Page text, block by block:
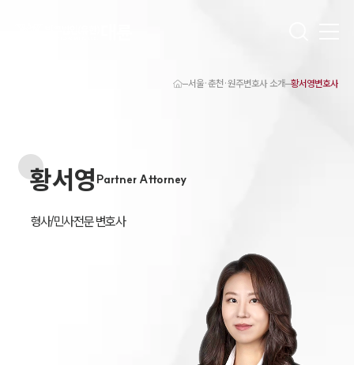
원주이혼전문변호사
원주학교폭력변호사
원주부동산변호사
원주변호사 업무분야
서울·춘천·원주변호사 소개 황서영변호사
Partner Attorney
황서영
형사/민사전문 변호사